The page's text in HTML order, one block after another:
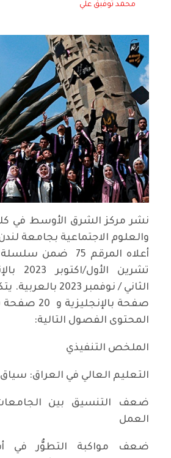
محمد توفبق علي
نشر مركز الشرق الأوسط في
والعلوم الاجتماعية بجامعة
أعلاه المرقم 75
تشرين
صفحة
المحتوى الفصول التالية:
الملخص التنفيذي
التعليم العالي في العراق:
ضعف التنسيق بين
العمل
ضعف مواكبة التطوُّر في